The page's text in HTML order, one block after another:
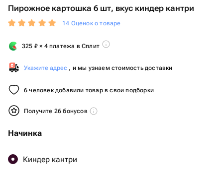
Пирожное картошка 6 шт, вкус киндер кантри
14 Оценок о товаре
325 ₽ × 4 платежа в Сплит
Укажите адрес , и мы узнаем стоимость доставки
6 человек добавили товар в свои подборки
Получите 26 бонусов
Начинка
Киндер кантри